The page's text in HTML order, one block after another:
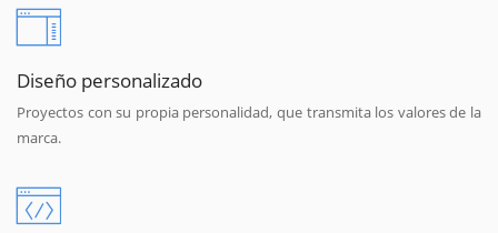
Diseño personalizado
Proyectos con su propia personalidad, que transmita los valores de la
marca.